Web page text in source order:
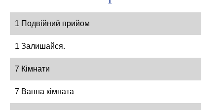
1 Подвійний прийом
1 Залишайся.
7 Кімнати
7 Ванна кімната